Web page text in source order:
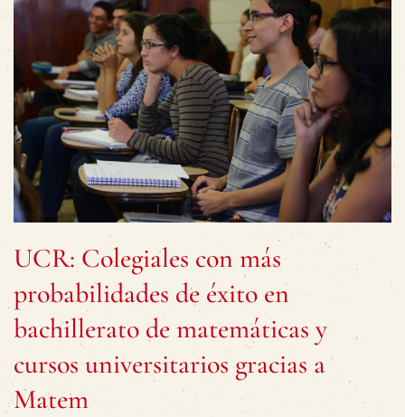
UCR: Colegiales con más
probabilidades de éxito en
bachillerato de matemáticas y
cursos universitarios gracias a
Matem